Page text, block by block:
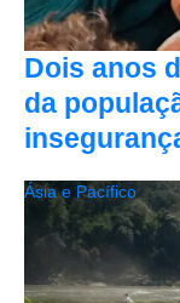
Dois anos
da
Ásia e Pacífico